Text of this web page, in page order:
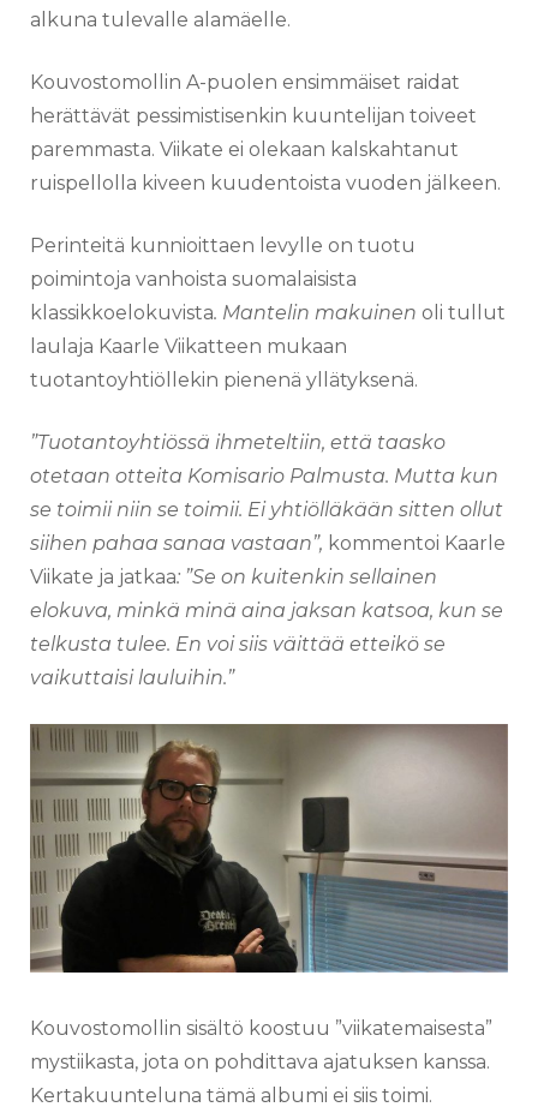
alkuna tulevalle alamäelle.
Kouvostomollin A-puolen ensimmäiset raidat
herättävät pessimistisenkin kuuntelijan toiveet
paremmasta. Viikate ei olekaan kalskahtanut
ruispellolla kiveen kuudentoista vuoden jälkeen.
Perinteitä kunnioittaen levylle on tuotu
poimintoja vanhoista suomalaisista
klassikkoelokuvista. Mantelin makuinen oli tullut
laulaja Kaarle Viikatteen mukaan
tuotantoyhtiöllekin pienenä yllätyksenä.
”Tuotantoyhtiössä ihmeteltiin, että taasko
otetaan otteita Komisario Palmusta. Mutta kun
se toimii niin se toimii. Ei yhtiölläkään sitten ollut
siihen pahaa sanaa vastaan”, kommentoi Kaarle
Viikate ja jatkaa: ”Se on kuitenkin sellainen
elokuva, minkä minä aina jaksan katsoa, kun se
telkusta tulee. En voi siis väittää etteikö se
vaikuttaisi lauluihin.”
Kouvostomollin sisältö koostuu ”viikatemaisesta”
mystiikasta, jota on pohdittava ajatuksen kanssa.
Kertakuunteluna tämä albumi ei siis toimi.